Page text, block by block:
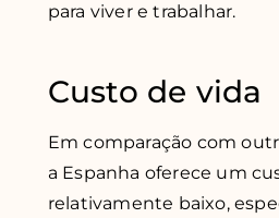
para viver e trabalhar.
Custo de vida
Em comparação com
a Espanha oferece um
relativamente baixo,